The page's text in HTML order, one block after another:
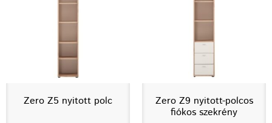
Zero Z5 nyitott polc
Zero Z9 nyitott-polcos
fiókos szekrény